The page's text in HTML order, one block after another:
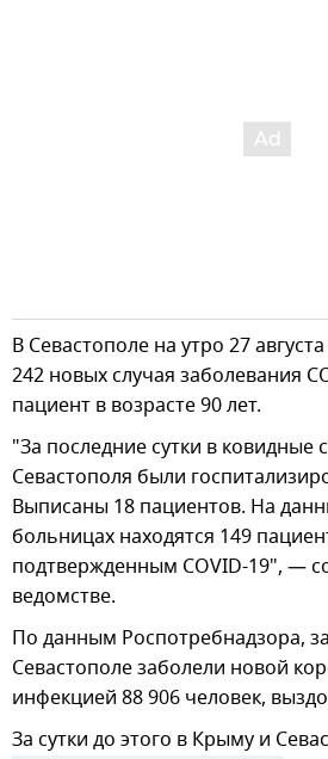
В Севастополе на утро 27
242 новых случая заболевания
пациент в возрасте 90 лет.
"За последние сутки в ковидные
Севастополя были
Выписаны 18 пациентов. На
больницах находятся 149
подтвержденным COVID-19", —
ведомстве.
По данным Роспотребнадзора,
Севастополе заболели новой
инфекцией 88 906 человек,
За сутки до этого в Крыму и